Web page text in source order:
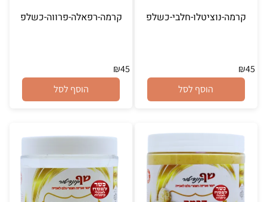
קרמה-נוציטלו-חלבי-כשלפ
₪45
הוסף לסל
קרמה-רפאלה-פרווה-כשלפ
₪45
הוסף לסל